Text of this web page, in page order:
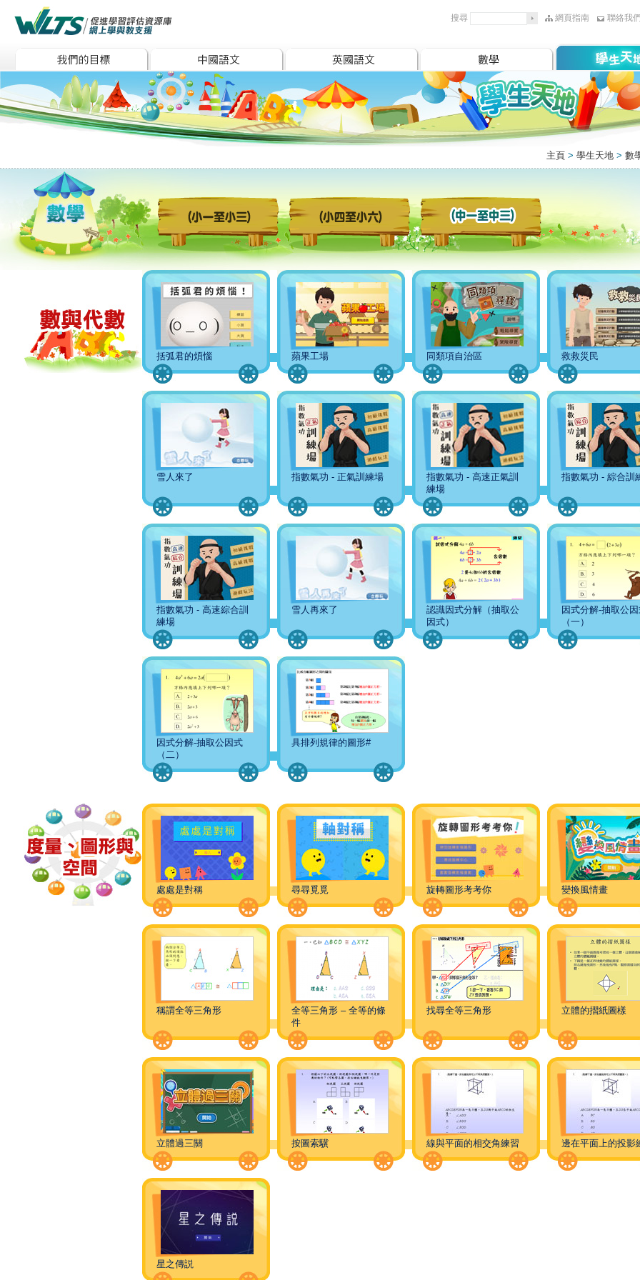
搜尋 網頁指南 聯絡我
主頁 > 學生天地 > 數
括弧君的煩惱 蘋果工場 同類項自治區 救救災民
雪人來了 指數氣功 - 正氣訓練場
指數氣功 - 高速正氣訓
練場
指數氣功 - 綜合訓
指數氣功 - 高速綜合訓
練場
雪人再來了
認識因式分解（抽取公
因式）
因式分解-抽取公
（一）
因式分解-抽取公因式
（二）
具排列規律的圖形#
處處是對稱 尋尋覓覓 旋轉圖形考考你 變換風情畫
稱謂全等三角形
全等三角形 – 全等的條
件
找尋全等三角形 立體的摺紙圖樣
立體過三關 按圖索驥 線與平面的相交角練習 邊在平面上的投影
星之傳説